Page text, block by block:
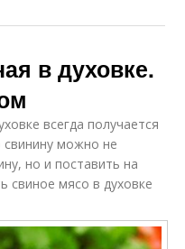
в духовке.
всегда получается
можно не
но и поставить на
свиное мясо в духовке